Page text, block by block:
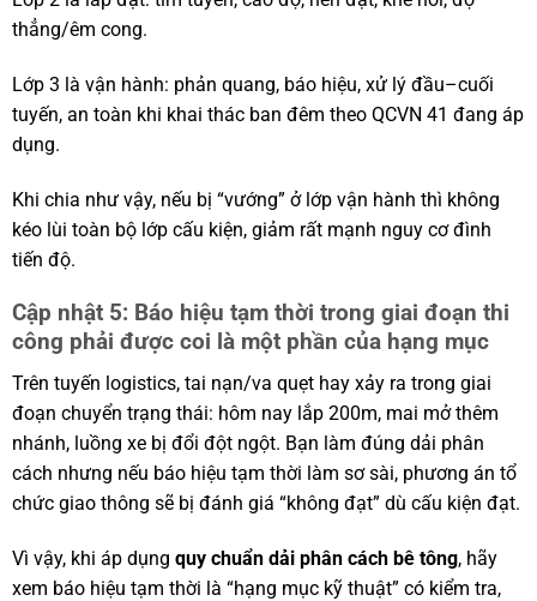
thẳng/êm cong.
Lớp 3 là vận hành: phản quang, báo hiệu, xử lý đầu–cuối
tuyến, an toàn khi khai thác ban đêm theo QCVN 41 đang áp
dụng.
Khi chia như vậy, nếu bị “vướng” ở lớp vận hành thì không
kéo lùi toàn bộ lớp cấu kiện, giảm rất mạnh nguy cơ đình
tiến độ.
Cập nhật 5: Báo hiệu tạm thời trong giai đoạn thi
công phải được coi là một phần của hạng mục
Trên tuyến logistics, tai nạn/va quẹt hay xảy ra trong giai
đoạn chuyển trạng thái: hôm nay lắp 200m, mai mở thêm
nhánh, luồng xe bị đổi đột ngột. Bạn làm đúng dải phân
cách nhưng nếu báo hiệu tạm thời làm sơ sài, phương án tổ
chức giao thông sẽ bị đánh giá “không đạt” dù cấu kiện đạt.
Vì vậy, khi áp dụng quy chuẩn dải phân cách bê tông, hãy
xem báo hiệu tạm thời là “hạng mục kỹ thuật” có kiểm tra,